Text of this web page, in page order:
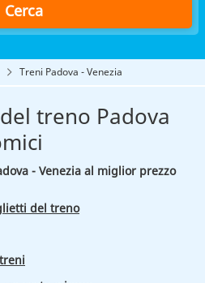
Cerca
Treni Padova - Venezia
treno Padova
- Venezia al miglior prezzo
del treno